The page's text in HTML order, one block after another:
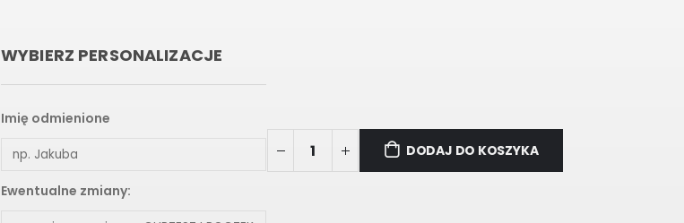
WYBIERZ PERSONALIZACJE
Imię odmienione
Ewentualne zmiany:
DODAJ DO KOSZYKA